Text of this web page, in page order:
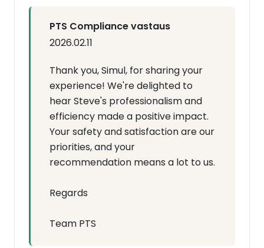
PTS Compliance vastaus
2026.02.11
Thank you, Simul, for sharing your
experience! We're delighted to
hear Steve's professionalism and
efficiency made a positive impact.
Your safety and satisfaction are our
priorities, and your
recommendation means a lot to us.
Regards
Team PTS